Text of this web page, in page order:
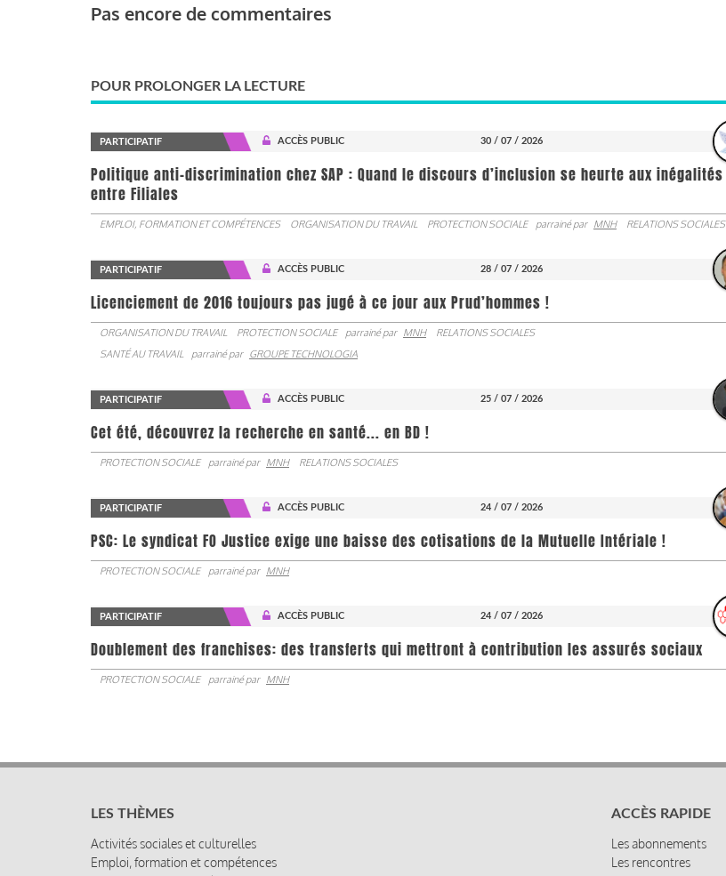
Pas encore de commentaires
POUR PROLONGER LA LECTURE
PARTICIPATIF ACCÈS PUBLIC 30 / 07 / 2026
Politique anti-discrimination chez SAP : Quand le discours d’inclusion se heurte aux inégalités
entre Filiales
EMPLOI, FORMATION ET COMPÉTENCES ORGANISATION DU TRAVAIL PROTECTION SOCIALE parrainé par MNH RELATIONS SOCIALES
PARTICIPATIF ACCÈS PUBLIC 28 / 07 / 2026
Licenciement de 2016 toujours pas jugé à ce jour aux Prud’hommes !
ORGANISATION DU TRAVAIL PROTECTION SOCIALE parrainé par MNH
RELATIONS SOCIALES
SANTÉ AU TRAVAIL
parrainé par GROUPE TECHNOLOGIA
PARTICIPATIF ACCÈS PUBLIC 25 / 07 / 2026
Cet été, découvrez la recherche en santé... en BD !
PROTECTION SOCIALE parrainé par MNH RELATIONS SOCIALES
PARTICIPATIF ACCÈS PUBLIC 24 / 07 / 2026
PSC: Le syndicat FO Justice exige une baisse des cotisations de la Mutuelle Intériale !
PROTECTION SOCIALE parrainé par MNH
PARTICIPATIF ACCÈS PUBLIC 24 / 07 / 2026
Doublement des franchises: des transferts qui mettront à contribution les assurés sociaux
PROTECTION SOCIALE parrainé par MNH
LES THÈMES
Activités sociales et culturelles
Emploi, formation et compétences
ACCÈS RAPIDE
Les abonnements
Les rencontres